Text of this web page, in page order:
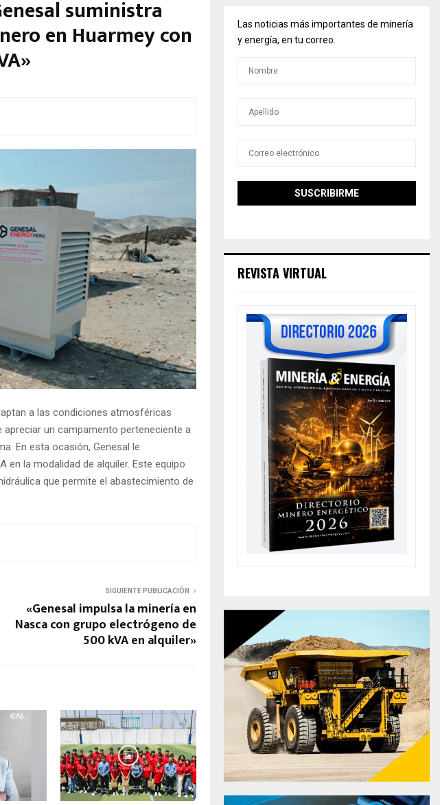
suministra
en Huarmey con
a las condiciones atmosféricas
un campamento perteneciente a
En esta ocasión, Genesal le
la modalidad de alquiler. Este equipo
que permite el abastecimiento de
SIGUIENTE PUBLICACIÓN
«Genesal impulsa la minería en
Nasca con grupo electrógeno de
500 kVA en alquiler»
Las noticias más importantes de minería
y energía, en tu correo.
REVISTA VIRTUAL